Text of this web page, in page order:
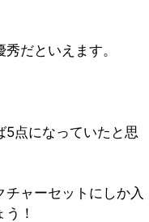
だといえます。
5点になっていたと思
ャーセットにしか入
！